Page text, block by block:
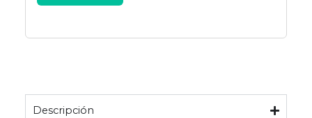
Descripción